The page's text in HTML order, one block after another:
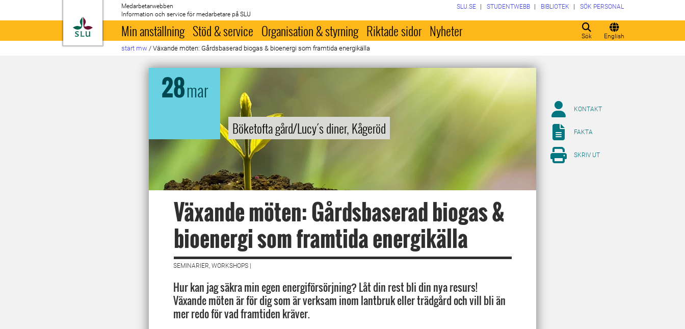
Till startsida
Medarbetarwebben
Information och service för medarbetare på SLU
Sök English
SLU.SE STUDENTWEBB BIBLIOTEK SÖK PERSONAL
Min anställning Stöd & service Organisation & styrning Riktade sidor Nyheter
start mw / Växande möten: Gårdsbaserad biogas & bioenergi som framtida energikälla
28mar
Böketofta gård/Lucy´s diner, Kågeröd
Växande möten: Gårdsbaserad biogas &
bioenergi som framtida energikälla
SEMINARIER, WORKSHOPS |
Hur kan jag säkra min egen energiförsörjning? Låt din rest bli din nya resurs!
Växande möten är för dig som är verksam inom lantbruk eller trädgård och vill bli än
mer redo för vad framtiden kräver.
KONTAKT
FAKTA
SKRIV UT